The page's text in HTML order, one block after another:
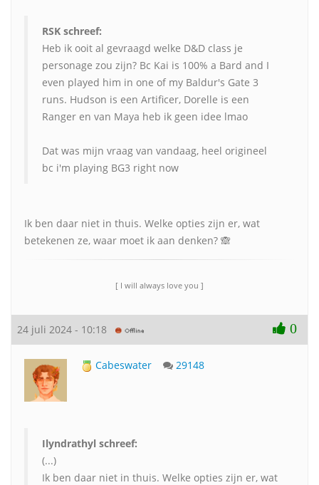
RSK schreef:
Heb ik ooit al gevraagd welke D&D class je
personage zou zijn? Bc Kai is 100% a Bard and I
even played him in one of my Baldur's Gate 3
runs. Hudson is een Artificer, Dorelle is een
Ranger en van Maya heb ik geen idee lmao
Dat was mijn vraag van vandaag, heel origineel
bc i'm playing BG3 right now
Ik ben daar niet in thuis. Welke opties zijn er, wat
betekenen ze, waar moet ik aan denken? 🙈
[ I will always love you ]
24 juli 2024 - 10:18 0
Cabeswater 29148
Ilyndrathyl schreef:
(...)
Ik ben daar niet in thuis. Welke opties zijn er, wat